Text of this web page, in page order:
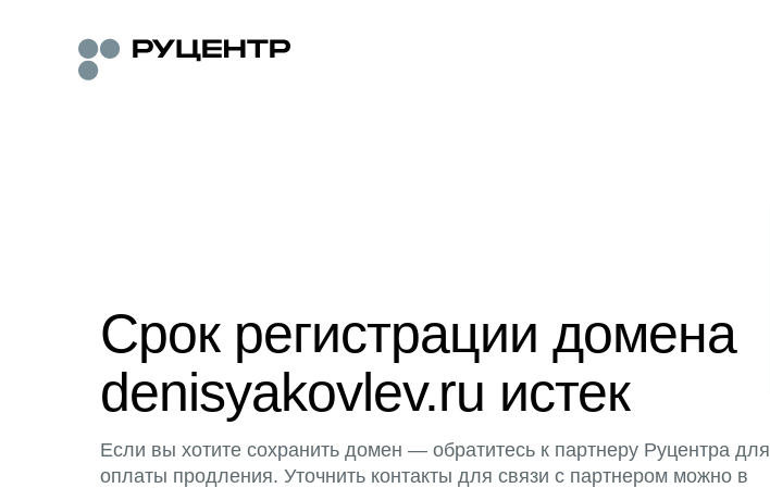
Срок регистрации домена
denisyakovlev.ru истек
Если вы хотите сохранить домен — обратитесь к партнеру Руцентра для
оплаты продления. Уточнить контакты для связи с партнером можно в